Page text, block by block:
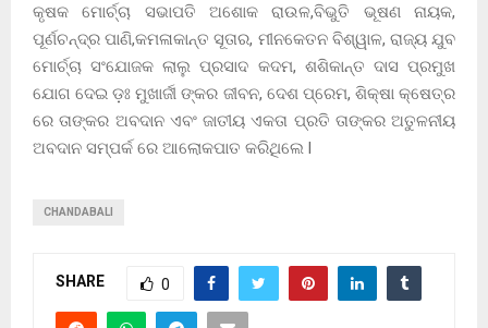
କୃଷକ ମୋର୍ଚ୍ଚା ସଭାପତି ଅଶୋକ ରାଉଳ,ବିଭୁତି ଭୂଷଣ ନାୟକ,
ପୂର୍ଣଚନ୍ଦ୍ର ପାଣି,କମଳାକାନ୍ତ ସୂତାର, ମୀନକେତନ ବିଶ୍ୱାଳ, ରାଜ୍ୟ ଯୁବ
ମୋର୍ଚ୍ଚା ସଂଯୋଜକ ଲାଲୁ ପ୍ରସାଦ କଦମ, ଶଶିକାନ୍ତ ଦାସ ପ୍ରମୁଖ
ଯୋଗ ଦେଇ ଡ଼ଃ ମୁଖାର୍ଜୀ ଙ୍କର ଜୀବନ, ଦେଶ ପ୍ରେମ, ଶିକ୍ଷା କ୍ଷେତ୍ର
ରେ ତାଙ୍କର ଅବଦାନ ଏବଂ ଜାତୀୟ ଏକତା ପ୍ରତି ତାଙ୍କର ଅତୁଳନୀୟ
ଅବଦାନ ସମ୍ପର୍କ ରେ ଆଲୋକପାତ କରିଥିଲେ l
CHANDABALI
SHARE 0